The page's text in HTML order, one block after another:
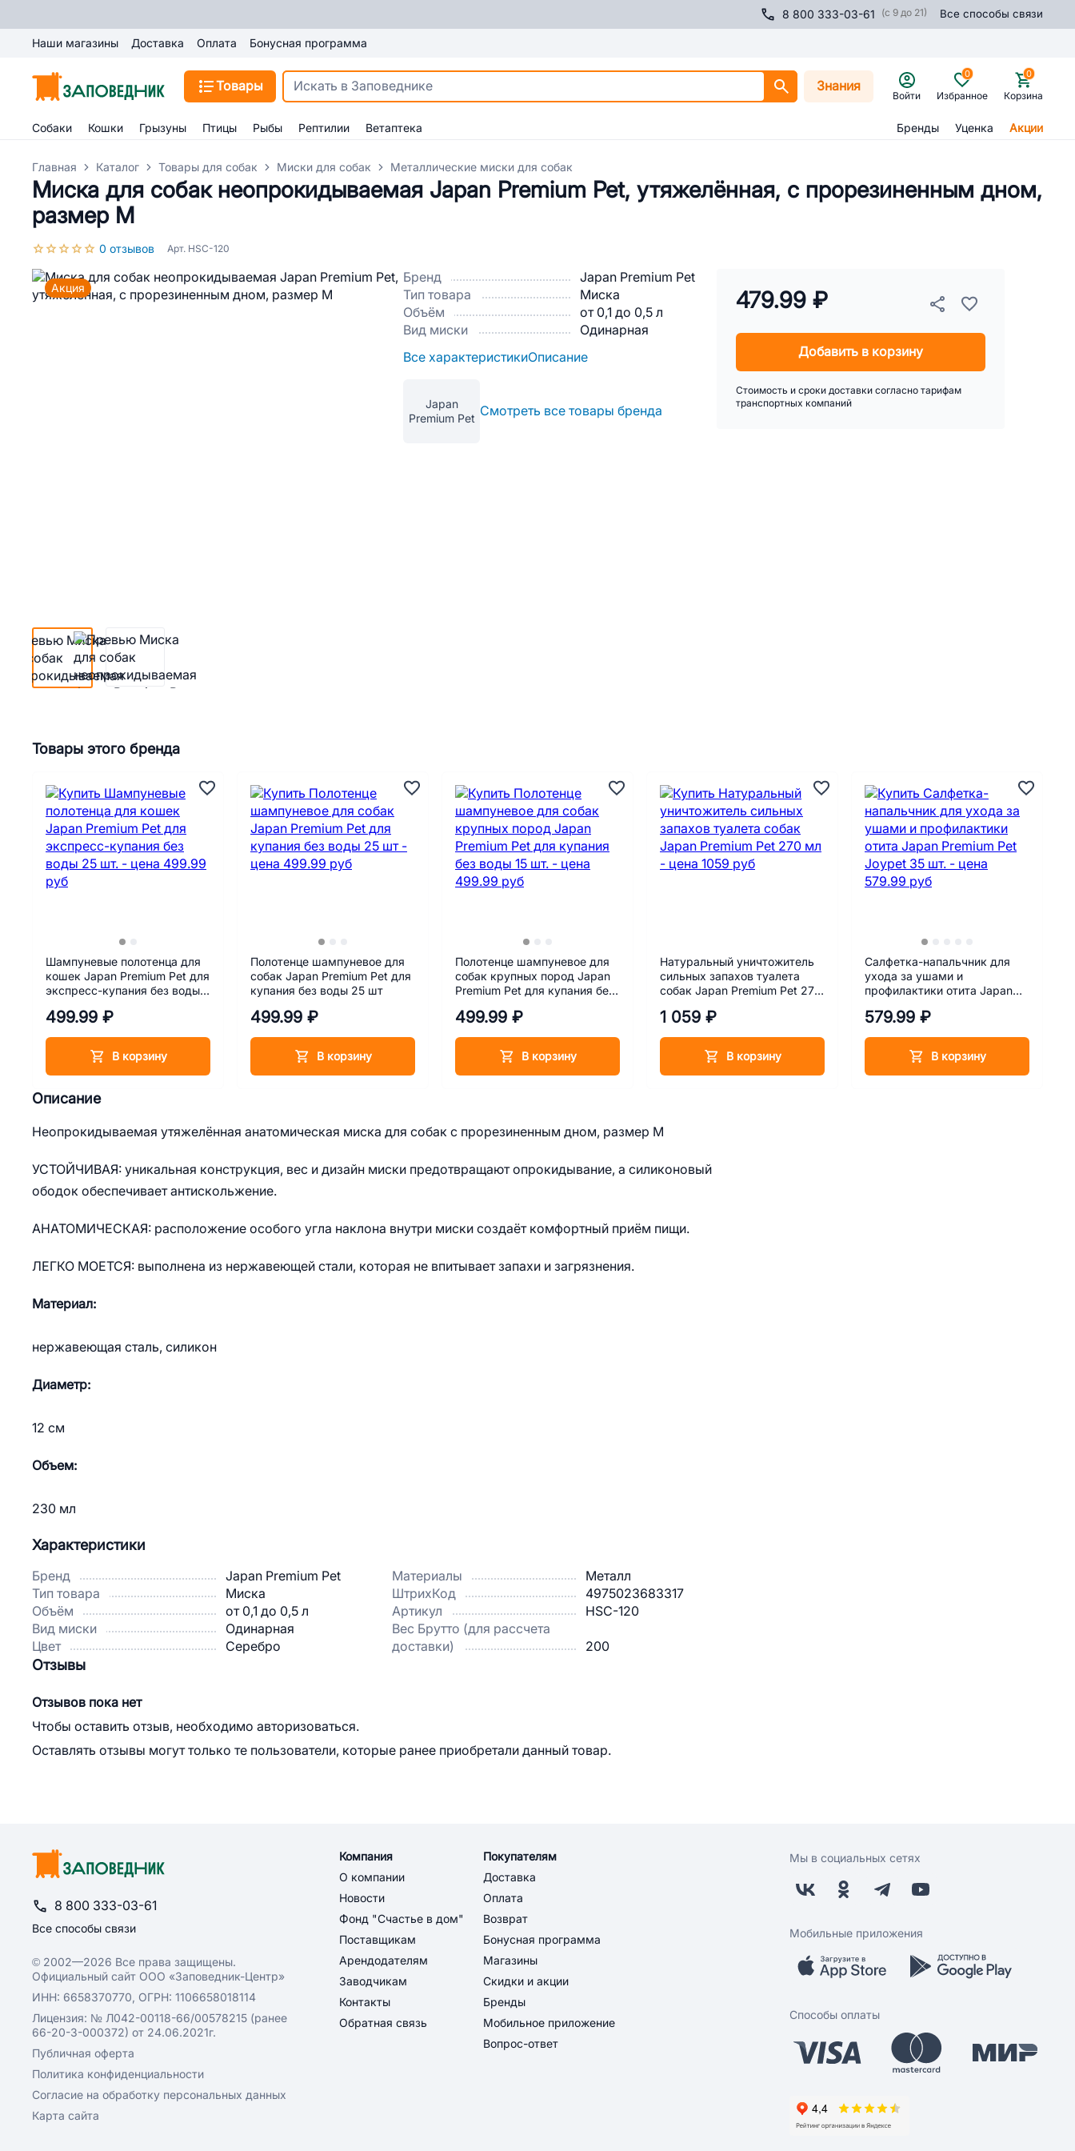
8 800 333-03-61 (с 9 до 21) Все способы связи
Наши магазины Доставка Оплата Бонусная программа
Товары Знания
Войти Избранное
0
Корзина
0
Собаки Кошки Грызуны Птицы Рыбы Рептилии Ветаптека Бренды Уценка Акции
Главная Каталог Товары для собак Миски для собак Металлические миски для собак
Миска для собак неопрокидываемая Japan Premium Pet, утяжелённая, с прорезиненным дном,
размер М
0 отзывов Арт. HSC-120
Акция
Бренд
Japan Premium Pet
Тип товара
Миска
Объём
от 0,1 до 0,5 л
Вид миски
Одинарная
Все характеристикиОписание
Japan
Premium Pet
Смотреть все товары бренда
479.99 ₽
Добавить в корзину
Стоимость и сроки доставки согласно тарифам
транспортных компаний
Описание
Неопрокидываемая утяжелённая анатомическая миска для собак с прорезиненным дном, размер M
УСТОЙЧИВАЯ: уникальная конструкция, вес и дизайн миски предотвращают опрокидывание, а силиконовый
ободок обеспечивает антискольжение.
АНАТОМИЧЕСКАЯ: расположение особого угла наклона внутри миски создаёт комфортный приём пищи.
ЛЕГКО МОЕТСЯ: выполнена из нержавеющей стали, которая не впитывает запахи и загрязнения.
Материал:
нержавеющая сталь, силикон
Диаметр:
12 см
Объем:
230 мл
Товары этого бренда
Шампуневые полотенца для
кошек Japan Premium Pet для
экспресс-купания без воды
499.99 ₽
В корзину
Полотенце шампуневое для
собак Japan Premium Pet для
купания без воды 25 шт
499.99 ₽
В корзину
Полотенце шампуневое для
собак крупных пород Japan
Premium Pet для купания без
499.99 ₽
В корзину
Натуральный уничтожитель
сильных запахов туалета
собак Japan Premium Pet 270
1 059 ₽
В корзину
Салфетка-напальчник для
ухода за ушами и
профилактики отита Japan
579.99 ₽
В корзину
Характеристики
Бренд
Japan Premium Pet
Тип товара
Миска
Объём
от 0,1 до 0,5 л
Вид миски
Одинарная
Цвет
Серебро
Материалы
Металл
ШтрихКод
4975023683317
Артикул
HSC-120
Вес Брутто (для рассчета
доставки)
200
Отзывы
Отзывов пока нет
Чтобы оставить отзыв, необходимо авторизоваться.
Оставлять отзывы могут только те пользователи, которые ранее приобретали данный товар.
8 800 333-03-61
Все способы связи
© 2002—2026 Все права защищены.
Официальный сайт ООО «Заповедник-Центр»
ИНН: 6658370770, ОГРН: 1106658018114
Лицензия: № Л042-00118-66/00578215 (ранее
66-20-3-000372) от 24.06.2021г.
Публичная оферта
Политика конфиденциальности
Согласие на обработку персональных данных
Карта сайта
Компания
О компании
Новости
Фонд "Счастье в дом"
Поставщикам
Арендодателям
Заводчикам
Контакты
Обратная связь
Покупателям
Доставка
Оплата
Возврат
Бонусная программа
Магазины
Скидки и акции
Бренды
Мобильное приложение
Вопрос-ответ
Мы в социальных сетях
Мобильные приложения
Способы оплаты